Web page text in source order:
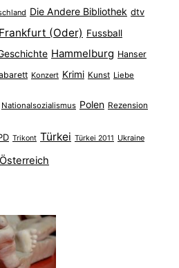
Die Andere Bibliothek dtv
Frankfurt (Oder) Fussball
Hammelburg Hanser
Konzert Krimi Kunst Liebe
Nationalsozialismus Polen Rezension
Trikont Türkei Türkei 2011 Ukraine
Österreich